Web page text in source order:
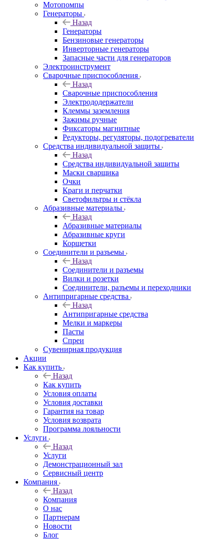
Мотопомпы
Генераторы
Назад
Генераторы
Бензиновые генераторы
Инверторные генераторы
Запасные части для генераторов
Электроинструмент
Сварочные приспособления
Назад
Сварочные приспособления
Электрододержатели
Клеммы заземления
Зажимы ручные
Фиксаторы магнитные
Редукторы, регуляторы, подогреватели
Средства индивидуальной защиты
Назад
Средства индивидуальной защиты
Маски сварщика
Очки
Краги и перчатки
Светофильтры и стёкла
Абразивные материалы
Назад
Абразивные материалы
Абразивные круги
Корщетки
Соединители и разъемы
Назад
Соединители и разъемы
Вилки и розетки
Соединители, разъемы и переходники
Антипригарные средства
Назад
Антипригарные средства
Мелки и маркеры
Пасты
Спреи
Сувенирная продукция
Акции
Как купить
Назад
Как купить
Условия оплаты
Условия доставки
Гарантия на товар
Условия возврата
Программа лояльности
Услуги
Назад
Услуги
Демонстрационный зал
Сервисный центр
Компания
Назад
Компания
О нас
Партнерам
Новости
Блог